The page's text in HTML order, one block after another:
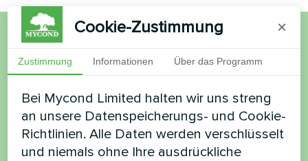
Möchten Sie kaufen oder
Kontaktieren Sie uns und wir werden Ihnen
helfen
Cookie-Zustimmung ×
Zustimmung Informationen Über das Programm
Bei Mycond Limited halten wir uns streng
an unsere Datenspeicherungs- und Cookie-
Richtlinien. Alle Daten werden verschlüsselt
und niemals ohne Ihre ausdrückliche